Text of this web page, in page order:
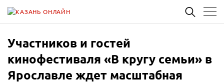
Участников и гостей
кинофестиваля «В кругу семьи» в
Ярославле ждет масштабная